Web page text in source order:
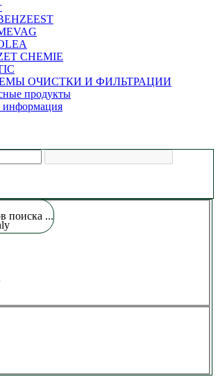
CHEMIE
ОЧИСТКИ И ФИЛЬТРАЦИИ
продукты
информация
поиска ...